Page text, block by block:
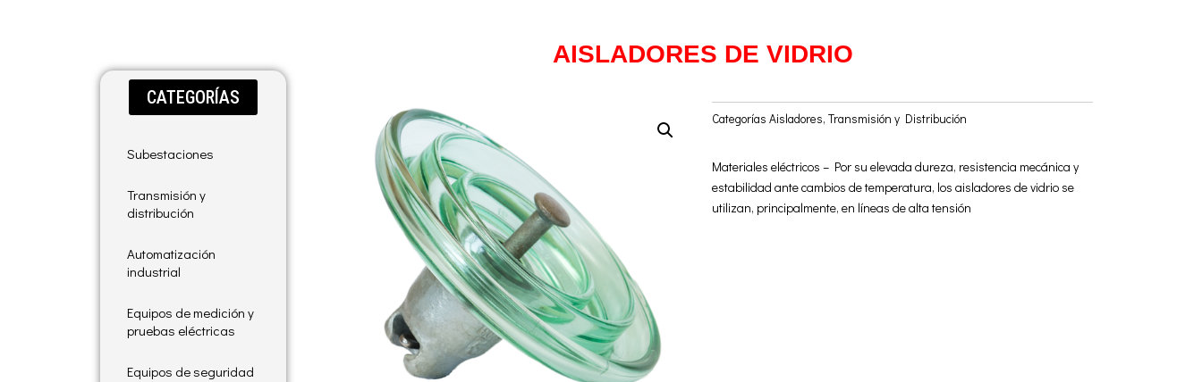
CATEGORÍAS
Subestaciones
Transmisión y
distribución
Automatización
industrial
Equipos de medición y
pruebas eléctricas
Equipos de seguridad
AISLADORES DE VIDRIO
Categorías Aisladores, Transmisión y Distribución
Materiales eléctricos – Por su elevada dureza, resistencia mecánica y
estabilidad ante cambios de temperatura, los aisladores de vidrio se
utilizan, principalmente, en líneas de alta tensión